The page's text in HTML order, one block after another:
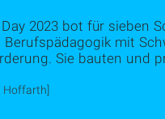
Day 2023 bot für sieben
mit
Sie bauten und
Hoffarth]